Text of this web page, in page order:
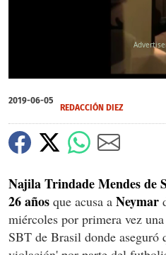
of
1
seconds
2019-06-05
REDACCIÓN DIEZ
Najila Trindade Mendes de
26 años que acusa a Neymar
miércoles por primera vez
SBT de Brasil donde aseguró